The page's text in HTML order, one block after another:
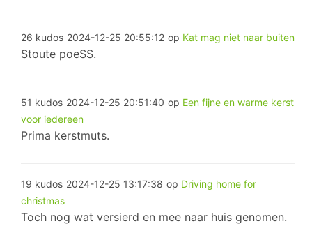
26 kudos 2024-12-25 20:55:12 op Kat mag niet naar buiten
Stoute poeSS.
51 kudos 2024-12-25 20:51:40 op Een fijne en warme kerst
voor iedereen
Prima kerstmuts.
19 kudos 2024-12-25 13:17:38 op Driving home for
christmas
Toch nog wat versierd en mee naar huis genomen.